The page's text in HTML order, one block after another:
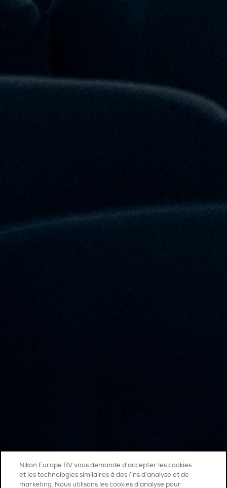
Nikon Europe BV vous demande d'accepter les cookies
et les technologies similaires à des fins d'analyse et de
marketing. Nous utilisons les cookies d’analyse pour